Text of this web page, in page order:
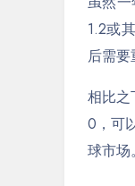
1.2或
后需要
相比之
0，可
球市场。